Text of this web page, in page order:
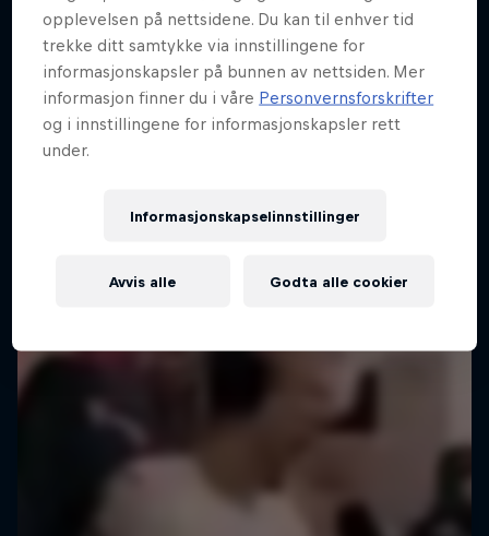
Global Valorant University Championship
opplevelsen på nettsidene. Du kan til enhver tid
trekke ditt samtykke via innstillingene for
informasjonskapsler på bunnen av nettsiden. Mer
informasjon finner du i våre Personvernsforskrifter
og i innstillingene for informasjonskapsler rett
under.
Informasjonskapselinnstillinger
Avvis alle Godta alle cookier